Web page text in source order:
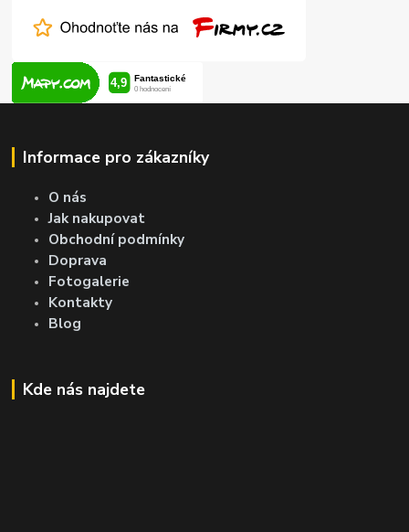
Informace pro zákazníky
O nás
Jak nakupovat
Obchodní podmínky
Doprava
Fotogalerie
Kontakty
Blog
Kde nás najdete